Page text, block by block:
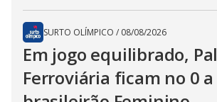
SURTO OLÍMPICO / 08/08/2026
Em jogo equilibrado,
Ferroviária ficam no 0